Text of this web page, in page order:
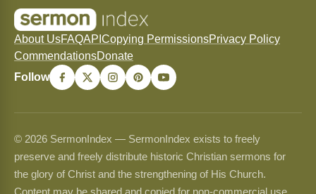
About UsFAQAPI Copying PermissionsPrivacy Policy
CommendationsDonate
Follow
© 2026 SermonIndex — SermonIndex exists to freely
preserve and freely distribute historic Christian sermons for
the glory of Christ and the strengthening of His Church.